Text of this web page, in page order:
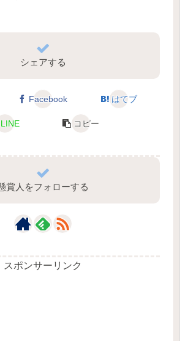
シェアする
Facebook はてブ
LINE コピー
賞人をフォローする
スポンサーリンク